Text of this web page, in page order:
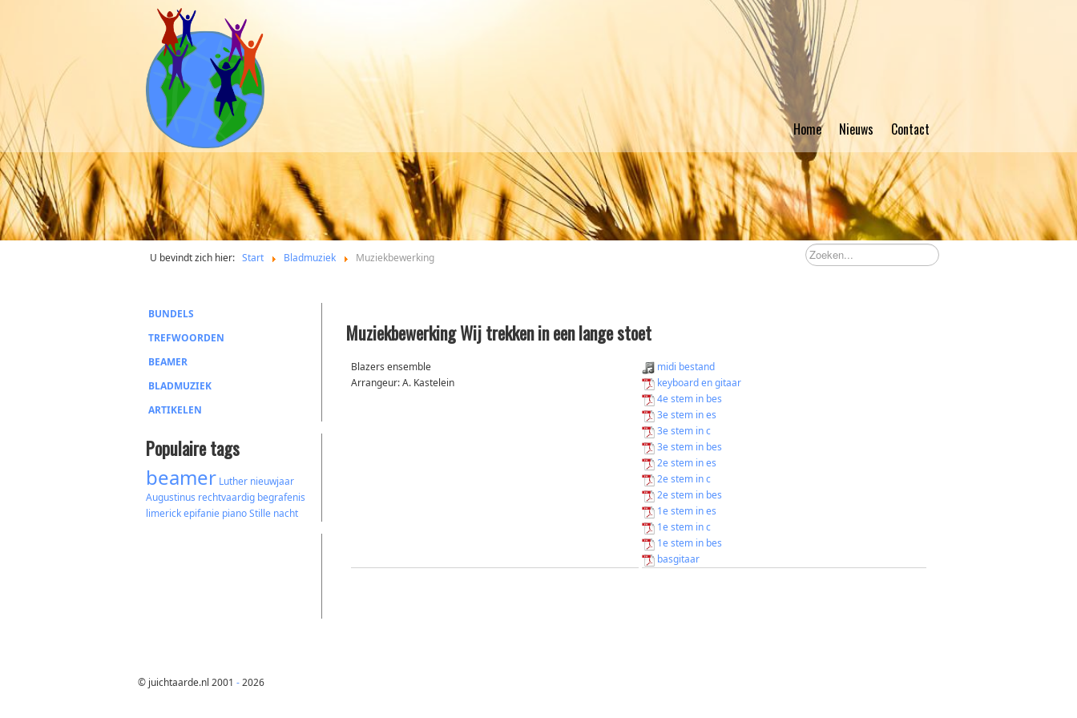
Home Nieuws Contact
U bevindt zich hier: Start Bladmuziek Muziekbewerking
BUNDELS
TREFWOORDEN
BEAMER
BLADMUZIEK
ARTIKELEN
Populaire tags
beamer Luther nieuwjaar
Augustinus rechtvaardig begrafenis
limerickepifanie pianoStille nacht
Muziekbewerking Wij trekken in een lange stoet
Blazers ensemble
Arrangeur: A. Kastelein
midi bestand
keyboard en gitaar
4e stem in bes
3e stem in es
3e stem in c
3e stem in bes
2e stem in es
2e stem in c
2e stem in bes
1e stem in es
1e stem in c
1e stem in bes
basgitaar
© juichtaarde.nl 2001 -2026